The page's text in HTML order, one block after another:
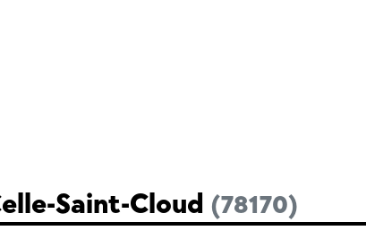
Saint-Cloud (78170)